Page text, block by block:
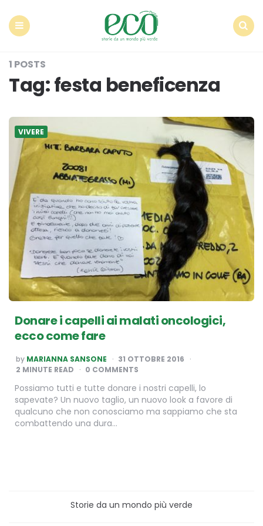
1 POSTS
Tag:festa beneficenza
VIVERE
Donare i capelli ai malati oncologici,
ecco come fare
POSTED
BY
by MARIANNA SANSONE
31 OTTOBRE 2016
2 MINUTE READ 0 COMMENTS
Possiamo tutti e tutte donare i nostri capelli, lo
sapevate? Un nuovo taglio, un nuovo look a favore di
qualcuno che non conosciamo ma sappiamo che sta
combattendo una dura…
Storie da un mondo più verde